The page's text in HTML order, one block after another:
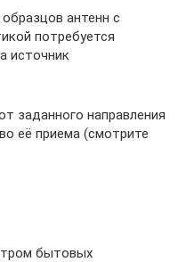
антенн с
потребуется
источник
заданного направления
её приема (смотрите
бытовых